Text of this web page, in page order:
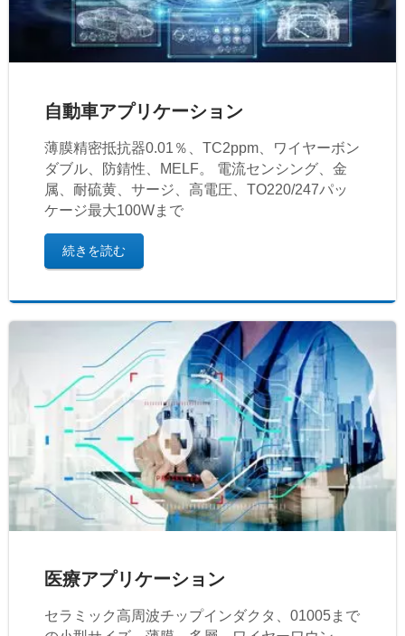
自動車アプリケーション
薄膜精密抵抗器0.01％、TC2ppm、ワイヤーボン
ダブル、防錆性、MELF。 電流センシング、金
属、耐硫黄、サージ、高電圧、TO220/247パッ
ケージ最大100Wまで
続きを読む
医療アプリケーション
セラミック高周波チップインダクタ、01005まで